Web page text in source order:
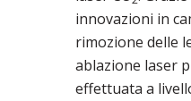
innovazioni in
rimozione delle
ablazione laser
effettuata a